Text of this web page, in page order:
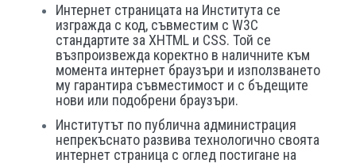
Интернет страницата на Института се
изгражда с код, съвместим с W3C
стандартите за XHTML и CSS. Той се
възпроизвежда коректно в наличните към
момента интернет браузъри и използването
му гарантира съвместимост и с бъдещите
нови или подобрени браузъри.
Институтът по публична администрация
непрекъснато развива технологично своята
интернет страница с оглед постигане на